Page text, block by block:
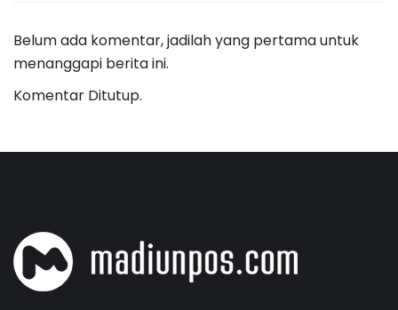
Belum ada komentar, jadilah yang pertama untuk
menanggapi berita ini.
Komentar Ditutup.